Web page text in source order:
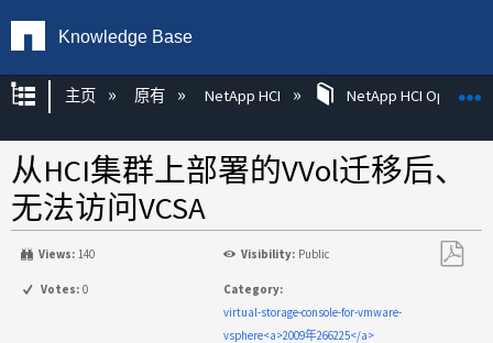
Knowledge Base
扩展/隐缩全局层次
主页 原有 NetApp HCI NetApp HCI
从HCI集群上部署的VVol迁移后、
无法访问VCSA
Views: 140 Visibility: Public
Votes: 0
Category:
virtual-storage-console-for-vmware-
vsphere<a>2009年266225</a>